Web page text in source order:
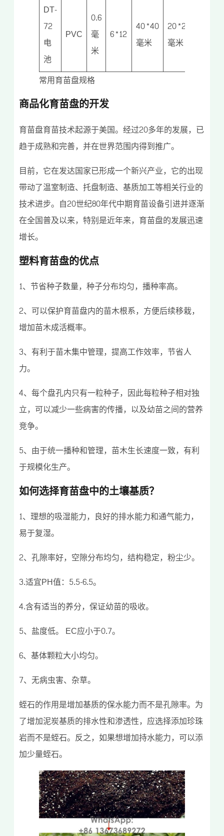
DT-
72
电
池
PVC
0.6
毫
米
6*12
40*40
毫米
20*20
毫米
常用育苗盘规格
商品化育苗盘的开发
育苗盘育苗技术起源于美国。经过20多年的发展，已
趋于成熟和完善，并在世界范围内得到推广。
目前，它在发达国家已形成一个新兴产业，它的出现
带动了温室制造、托盘制造、基质加工等相关行业的
技术进步。自20世纪80年代中期育苗设备引进并逐渐
在全国普及以来，特别是近年来，育苗盘的发展迅速
增长。
塑料育苗盘的优点
1、节省种子数量，种子分布均匀，播种率高。
2、可以保护育苗盘内的苗木根系，方便后续移栽，
增加苗木成活概率。
3、有利于苗木集中管理，提高工作效率，节省人
力。
4、每个盘孔内只有一粒种子，因此每粒种子相对独
立，可以减少一些病害的传播，以及幼苗之间的营养
竞争。
5、由于统一播种和管理，苗木生长速度一致，有利
于规模化生产。
如何选择育苗盘中的土壤基质？
1、理想的吸湿能力，良好的排水能力和通气能力，
易于复湿。
2、孔隙率好，空隙分布均匀，结构稳定，粉尘少。
3.适宜PH值：5.5-6.5。
4.含有适当的养分，保证幼苗的吸收。
5、盐度低。 EC应小于0.7。
6、基体颗粒大小均匀。
7、无病虫害、杂草。
蛭石的作用是增加基质的保水能力而不是孔隙率。为
了增加泥炭基质的排水性和渗透性，应选择添加珍珠
岩而不是蛭石。反之，如果想增加持水能力，可以添
加少量蛭石。